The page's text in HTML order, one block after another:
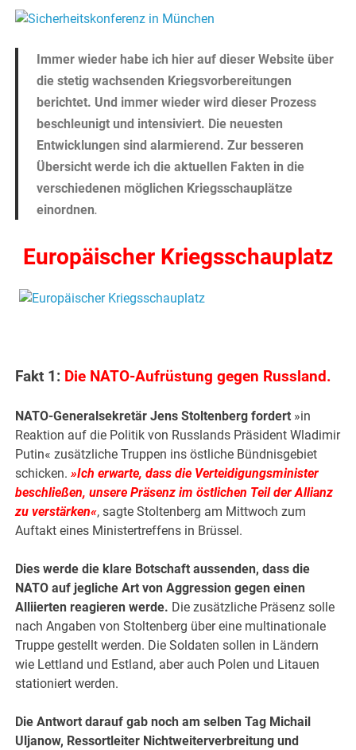
Immer wieder habe ich hier auf dieser Website über
die stetig wachsenden Kriegsvorbereitungen
berichtet. Und immer wieder wird dieser Prozess
beschleunigt und intensiviert. Die neuesten
Entwicklungen sind alarmierend. Zur besseren
Übersicht werde ich die aktuellen Fakten in die
verschiedenen möglichen Kriegsschauplätze
einordnen.
Europäischer Kriegsschauplatz
Fakt 1: Die NATO-Aufrüstung gegen Russland.
NATO-Generalsekretär Jens Stoltenberg fordert »in
Reaktion auf die Politik von Russlands Präsident Wladimir
Putin« zusätzliche Truppen ins östliche Bündnisgebiet
schicken.»Ich erwarte, dass die Verteidigungsminister
beschließen, unsere Präsenz im östlichen Teil der Allianz
zu verstärken«, sagte Stoltenberg am Mittwoch zum
Auftakt eines Ministertreffens in Brüssel.
Dies werde die klare Botschaft aussenden, dass die
NATO auf jegliche Art von Aggression gegen einen
Alliierten reagieren werde. Die zusätzliche Präsenz solle
nach Angaben von Stoltenberg über eine multinationale
Truppe gestellt werden. Die Soldaten sollen in Ländern
wie Lettland und Estland, aber auch Polen und Litauen
stationiert werden.
Die Antwort darauf gab noch am selben Tag Michail
Uljanow, Ressortleiter Nichtweiterverbreitung und